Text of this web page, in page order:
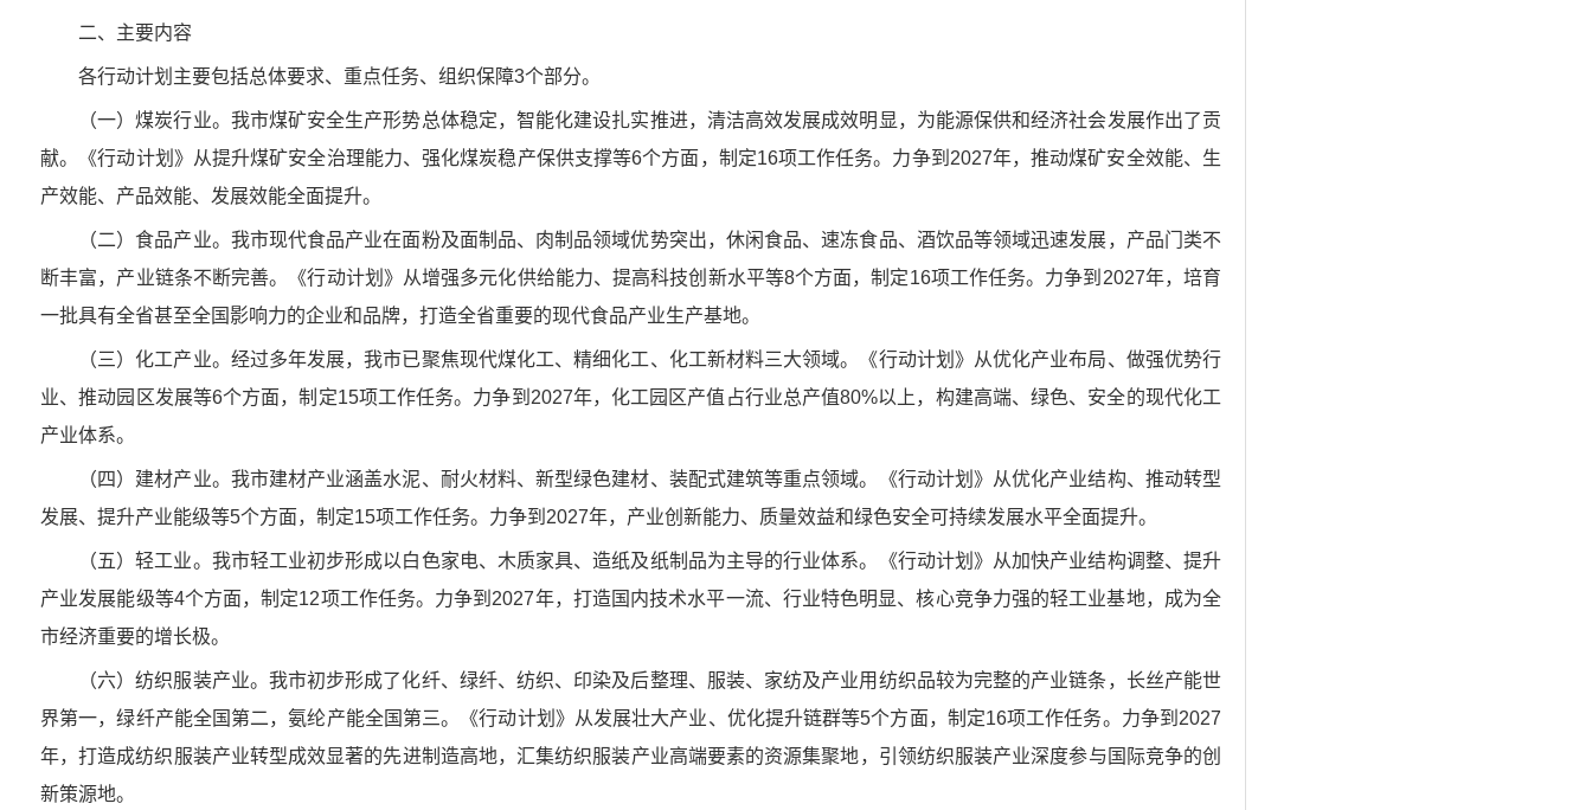
二、主要内容
各行动计划主要包括总体要求、重点任务、组织保障3个部分。
（一）煤炭行业。我市煤矿安全生产形势总体稳定，智能化建设扎实推进，清洁高效发展成效明显，为能源保供和经济社会发展作出了贡
献。《行动计划》从提升煤矿安全治理能力、强化煤炭稳产保供支撑等6个方面，制定16项工作任务。力争到2027年，推动煤矿安全效能、生
产效能、产品效能、发展效能全面提升。
（二）食品产业。我市现代食品产业在面粉及面制品、肉制品领域优势突出，休闲食品、速冻食品、酒饮品等领域迅速发展，产品门类不
断丰富，产业链条不断完善。《行动计划》从增强多元化供给能力、提高科技创新水平等8个方面，制定16项工作任务。力争到2027年，培育
一批具有全省甚至全国影响力的企业和品牌，打造全省重要的现代食品产业生产基地。
（三）化工产业。经过多年发展，我市已聚焦现代煤化工、精细化工、化工新材料三大领域。《行动计划》从优化产业布局、做强优势行
业、推动园区发展等6个方面，制定15项工作任务。力争到2027年，化工园区产值占行业总产值80%以上，构建高端、绿色、安全的现代化工
产业体系。
（四）建材产业。我市建材产业涵盖水泥、耐火材料、新型绿色建材、装配式建筑等重点领域。《行动计划》从优化产业结构、推动转型
发展、提升产业能级等5个方面，制定15项工作任务。力争到2027年，产业创新能力、质量效益和绿色安全可持续发展水平全面提升。
（五）轻工业。我市轻工业初步形成以白色家电、木质家具、造纸及纸制品为主导的行业体系。《行动计划》从加快产业结构调整、提升
产业发展能级等4个方面，制定12项工作任务。力争到2027年，打造国内技术水平一流、行业特色明显、核心竞争力强的轻工业基地，成为全
市经济重要的增长极。
（六）纺织服装产业。我市初步形成了化纤、绿纤、纺织、印染及后整理、服装、家纺及产业用纺织品较为完整的产业链条，长丝产能世
界第一，绿纤产能全国第二，氨纶产能全国第三。《行动计划》从发展壮大产业、优化提升链群等5个方面，制定16项工作任务。力争到2027
年，打造成纺织服装产业转型成效显著的先进制造高地，汇集纺织服装产业高端要素的资源集聚地，引领纺织服装产业深度参与国际竞争的创
新策源地。